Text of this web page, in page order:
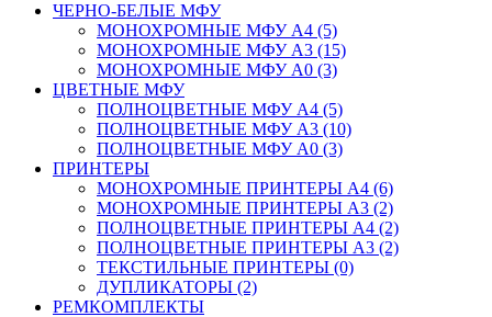
ЧЕРНО-БЕЛЫЕ МФУ
МОНОХРОМНЫЕ МФУ А4 (5)
МОНОХРОМНЫЕ МФУ А3 (15)
МОНОХРОМНЫЕ МФУ А0 (3)
ЦВЕТНЫЕ МФУ
ПОЛНОЦВЕТНЫЕ МФУ А4 (5)
ПОЛНОЦВЕТНЫЕ МФУ А3 (10)
ПОЛНОЦВЕТНЫЕ МФУ А0 (3)
ПРИНТЕРЫ
МОНОХРОМНЫЕ ПРИНТЕРЫ А4 (6)
МОНОХРОМНЫЕ ПРИНТЕРЫ А3 (2)
ПОЛНОЦВЕТНЫЕ ПРИНТЕРЫ А4 (2)
ПОЛНОЦВЕТНЫЕ ПРИНТЕРЫ А3 (2)
ТЕКСТИЛЬНЫЕ ПРИНТЕРЫ (0)
ДУПЛИКАТОРЫ (2)
РЕМКОМПЛЕКТЫ